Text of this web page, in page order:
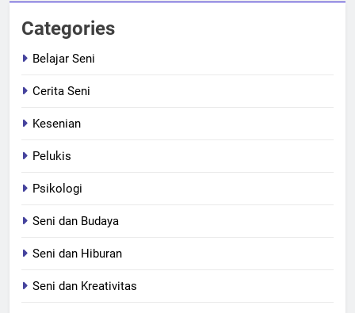
Categories
Belajar Seni
Cerita Seni
Kesenian
Pelukis
Psikologi
Seni dan Budaya
Seni dan Hiburan
Seni dan Kreativitas